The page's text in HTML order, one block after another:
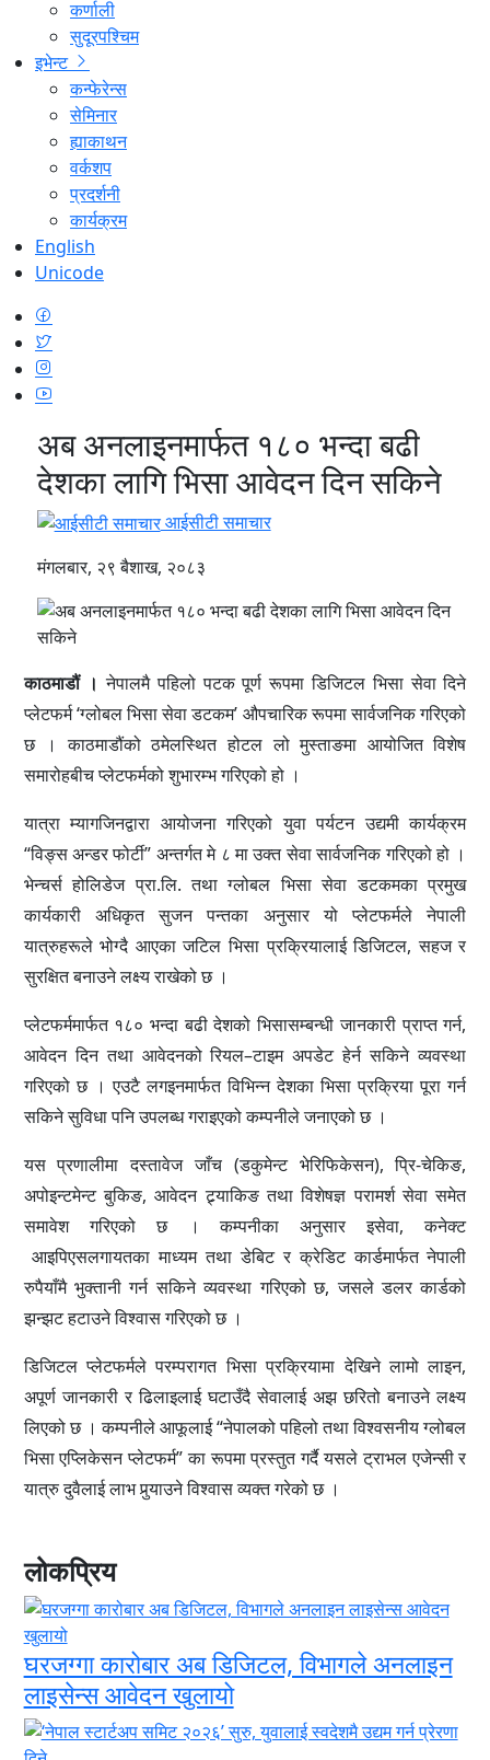
कर्णाली
सुदूरपश्चिम
इभेन्ट
कन्फेरेन्स
सेमिनार
ह्याकाथन
वर्कशप
प्रदर्शनी
कार्यक्रम
English
Unicode
अब अनलाइनमार्फत १८० भन्दा बढी
देशका लागि भिसा आवेदन दिन सकिने
आईसीटी समाचार
मंगलबार, २९ बैशाख, २०८३
काठमाडौं ।नेपालमै पहिलो पटक पूर्ण रूपमा डिजिटल भिसा सेवा दिने
प्लेटफर्म ‘ग्लोबल भिसा सेवा डटकम’ औपचारिक रूपमा सार्वजनिक गरिएको
छ । काठमाडौंको ठमेलस्थित होटल लो मुस्ताङमा आयोजित विशेष
समारोहबीच प्लेटफर्मको शुभारम्भ गरिएको हो ।
यात्रा म्यागजिनद्वारा आयोजना गरिएको युवा पर्यटन उद्यमी कार्यक्रम
“विङ्स अन्डर फोर्टी” अन्तर्गत मे ८ मा उक्त सेवा सार्वजनिक गरिएको हो ।
भेन्चर्स होलिडेज प्रा.लि. तथा ग्लोबल भिसा सेवा डटकमका प्रमुख
कार्यकारी अधिकृत सुजन पन्तका अनुसार यो प्लेटफर्मले नेपाली
यात्रुहरूले भोग्दै आएका जटिल भिसा प्रक्रियालाई डिजिटल, सहज र
सुरक्षित बनाउने लक्ष्य राखेको छ ।
प्लेटफर्ममार्फत १८० भन्दा बढी देशको भिसासम्बन्धी जानकारी प्राप्त गर्न,
आवेदन दिन तथा आवेदनको रियल–टाइम अपडेट हेर्न सकिने व्यवस्था
गरिएको छ । एउटै लगइनमार्फत विभिन्न देशका भिसा प्रक्रिया पूरा गर्न
सकिने सुविधा पनि उपलब्ध गराइएको कम्पनीले जनाएको छ ।
यस प्रणालीमा दस्तावेज जाँच (डकुमेन्ट भेरिफिकेसन), प्रि-चेकिङ,
अपोइन्टमेन्ट बुकिङ, आवेदन ट्र्याकिङ तथा विशेषज्ञ परामर्श सेवा समेत
समावेश गरिएको छ । कम्पनीका अनुसार इसेवा, कनेक्ट
आइपिएसलगायतका माध्यम तथा डेबिट र क्रेडिट कार्डमार्फत नेपाली
रुपैयाँमै भुक्तानी गर्न सकिने व्यवस्था गरिएको छ, जसले डलर कार्डको
झन्झट हटाउने विश्वास गरिएको छ ।
डिजिटल प्लेटफर्मले परम्परागत भिसा प्रक्रियामा देखिने लामो लाइन,
अपूर्ण जानकारी र ढिलाइलाई घटाउँदै सेवालाई अझ छरितो बनाउने लक्ष्य
लिएको छ । कम्पनीले आफूलाई “नेपालको पहिलो तथा विश्वसनीय ग्लोबल
भिसा एप्लिकेसन प्लेटफर्म” का रूपमा प्रस्तुत गर्दै यसले ट्राभल एजेन्सी र
यात्रु दुवैलाई लाभ पुर्‍याउने विश्वास व्यक्त गरेको छ ।
लोकप्रिय
घरजग्गा कारोबार अब डिजिटल, विभागले अनलाइन
लाइसेन्स आवेदन खुलायो